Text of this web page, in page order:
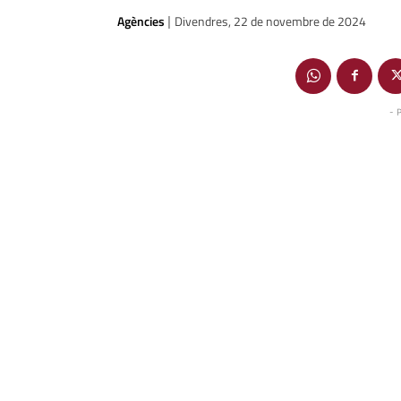
Agències | Divendres, 22 de novembre de 2024
-